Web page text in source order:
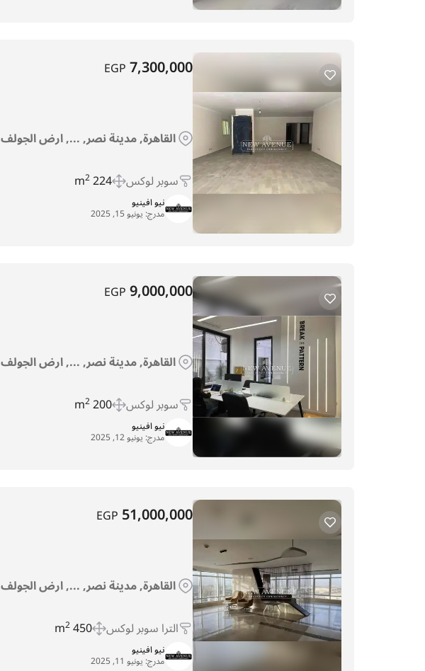
7,300,000
EGP
القاهرة, مدينة نصر, ..., ارض الجولف
سوبر لوكس 224 m
2
نيو افينيو
مدرج: يونيو 15, 2025
9,000,000
EGP
القاهرة, مدينة نصر, ..., ارض الجولف
سوبر لوكس 200 m
2
نيو افينيو
مدرج: يونيو 12, 2025
51,000,000
EGP
القاهرة, مدينة نصر, ..., ارض الجولف
الترا سوبر لوكس 450 m
2
نيو افينيو
مدرج: يونيو 11, 2025